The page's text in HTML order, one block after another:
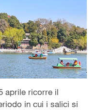
aprile ricorre il
in cui i salici si